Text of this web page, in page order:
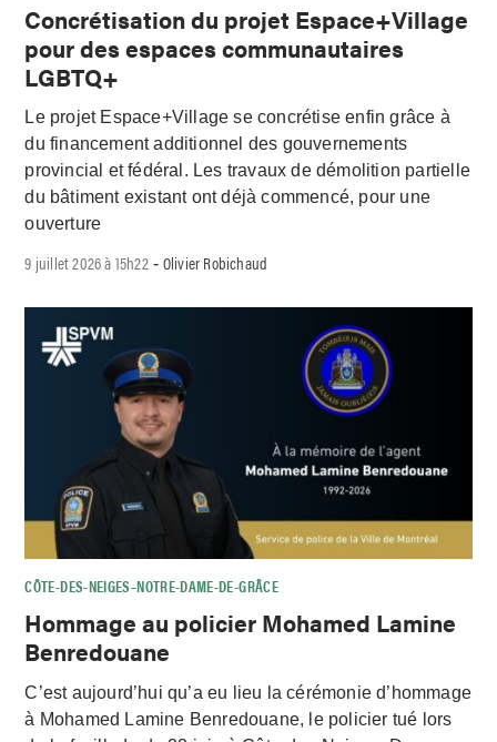
Concrétisation du projet Espace+Village
pour des espaces communautaires
LGBTQ+
Le projet Espace+Village se concrétise enfin grâce à
du financement additionnel des gouvernements
provincial et fédéral. Les travaux de démolition partielle
du bâtiment existant ont déjà commencé, pour une
ouverture
9 juillet 2026 à 15h22- Olivier Robichaud
CÔTE-DES-NEIGES–NOTRE-DAME-DE-GRÂCE
Hommage au policier Mohamed Lamine
Benredouane
C’est aujourd’hui qu’a eu lieu la cérémonie d’hommage
à Mohamed Lamine Benredouane, le policier tué lors